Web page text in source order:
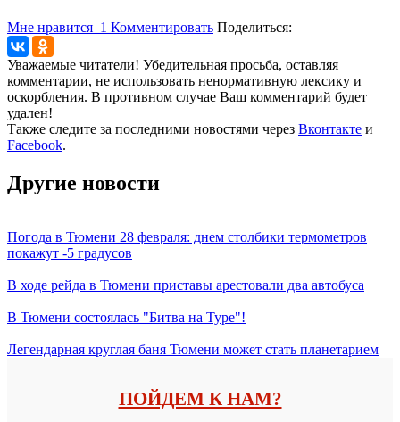
Мне нравится 1 Комментировать Поделиться:
Уважаемые читатели! Убедительная просьба, оставляя
комментарии, не использовать ненормативную лексику и
оскорбления. В противном случае Ваш комментарий будет
удален!
Также следите за последними новостями через Вконтакте и
Facebook.
Другие новости
Погода в Тюмени 28 февраля: днем столбики термометров
покажут -5 градусов
В ходе рейда в Тюмени приставы арестовали два автобуса
В Тюмени состоялась "Битва на Туре"!
Легендарная круглая баня Тюмени может стать планетарием
ПОЙДЕМ К НАМ?